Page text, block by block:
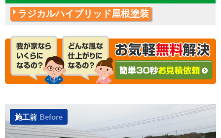
ラジカルハイブリッド屋根塗装
施工前 Before